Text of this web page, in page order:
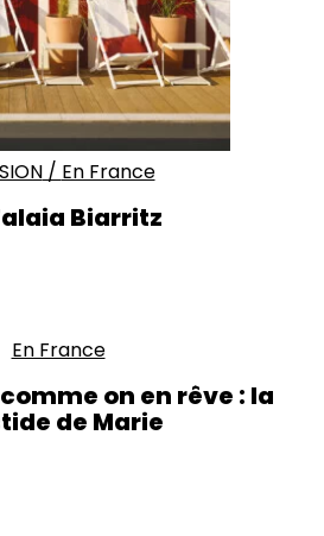
/ En France
Biarritz
En France
on en rêve : la
de Marie